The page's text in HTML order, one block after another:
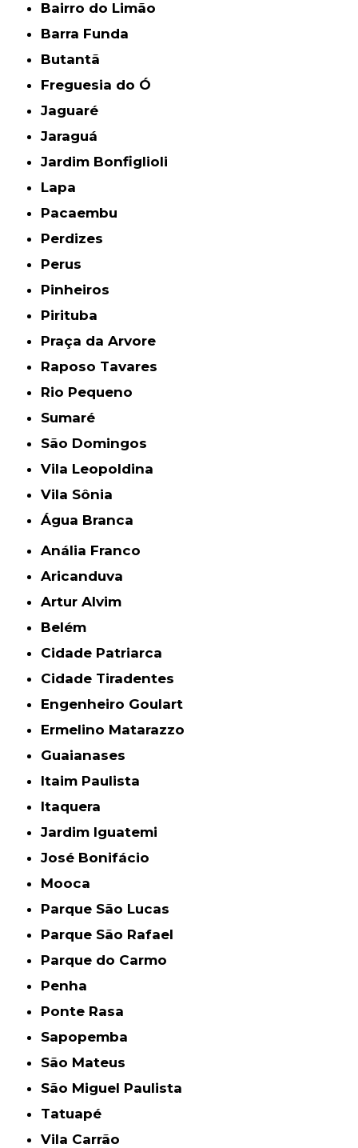
Bairro do Limão
Barra Funda
Butantã
Freguesia do Ó
Jaguaré
Jaraguá
Jardim Bonfiglioli
Lapa
Pacaembu
Perdizes
Perus
Pinheiros
Pirituba
Praça da Arvore
Raposo Tavares
Rio Pequeno
Sumaré
São Domingos
Vila Leopoldina
Vila Sônia
Água Branca
Anália Franco
Aricanduva
Artur Alvim
Belém
Cidade Patriarca
Cidade Tiradentes
Engenheiro Goulart
Ermelino Matarazzo
Guaianases
Itaim Paulista
Itaquera
Jardim Iguatemi
José Bonifácio
Mooca
Parque São Lucas
Parque São Rafael
Parque do Carmo
Penha
Ponte Rasa
Sapopemba
São Mateus
São Miguel Paulista
Tatuapé
Vila Carrão